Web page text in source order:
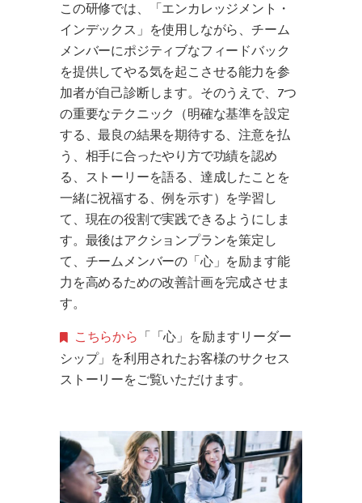
この研修では、「エンカレッジメント・
インデックス」を使用しながら、チーム
メンバーにポジティブなフィードバック
を提供してやる気を起こさせる能力を参
加者が自己診断します。そのうえで、7つ
の重要なテクニック（明確な基準を設定
する、最良の結果を期待する、注意を払
う、相手に合ったやり方で功績を認め
る、ストーリーを語る、達成したことを
一緒に祝福する、例を示す）を学習し
て、現在の役割で実践できるようにしま
す。最後はアクションプランを策定し
て、チームメンバーの「心」を励ます能
力を高めるための改善計画を完成させま
す。
こちらから 「「心」を励ますリーダー
シップ」を利用されたお客様のサクセス
ストーリーをご覧いただけます。